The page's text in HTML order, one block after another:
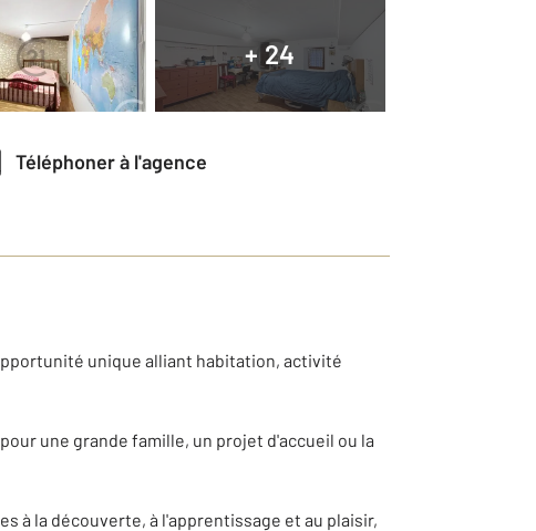
+ 24
Téléphoner à l'agence
unique alliant habitation, activité
une grande famille, un projet d'accueil ou la
à la découverte, à l'apprentissage et au plaisir,